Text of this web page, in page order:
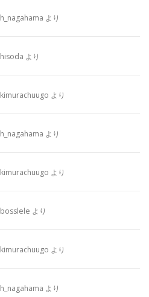
h_nagahama より
hisoda より
kimurachuugo より
h_nagahama より
kimurachuugo より
bosslele より
kimurachuugo より
h_nagahama より